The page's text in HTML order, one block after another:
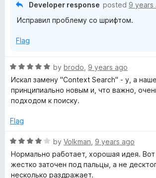
Developer response posted 9 years
Исправил проблему со шрифтом.
Flag
R
a
t
e
5
u
t
by brodo 9 years ago
Искал замену "Context Search" - у, а
принципиально новым и, что важно,
подходом к поиску.
Flag
R
a
t
e
by Volkman 9 years ago
Нормально работает, хорошая идея. Вот
жестко заточен под пальцы, а не
несколько раздражает.